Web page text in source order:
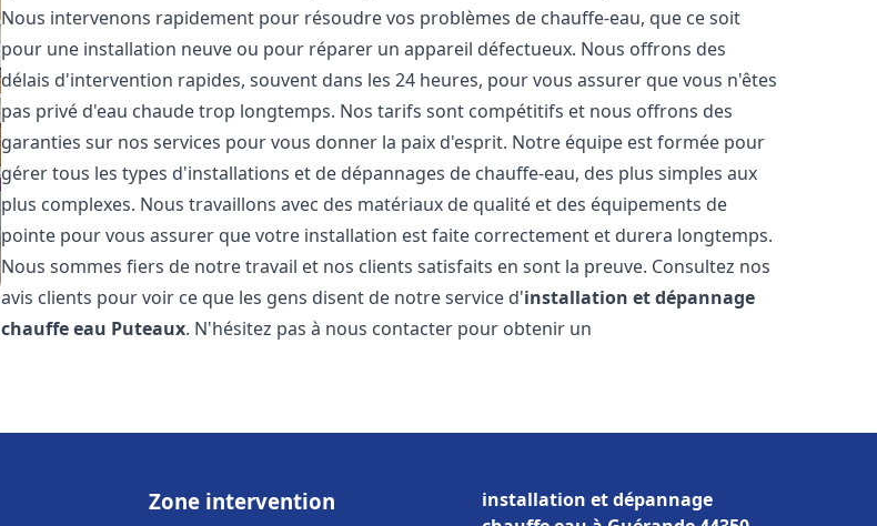
Nous intervenons rapidement pour résoudre vos problèmes de chauffe-eau, que ce soit
pour une installation neuve ou pour réparer un appareil défectueux. Nous offrons des
délais d'intervention rapides, souvent dans les 24 heures, pour vous assurer que vous n'êtes
pas privé d'eau chaude trop longtemps. Nos tarifs sont compétitifs et nous offrons des
garanties sur nos services pour vous donner la paix d'esprit. Notre équipe est formée pour
gérer tous les types d'installations et de dépannages de chauffe-eau, des plus simples aux
plus complexes. Nous travaillons avec des matériaux de qualité et des équipements de
pointe pour vous assurer que votre installation est faite correctement et durera longtemps.
Nous sommes fiers de notre travail et nos clients satisfaits en sont la preuve. Consultez nos
avis clients pour voir ce que les gens disent de notre service d'installation et dépannage
chauffe eau Puteaux. N'hésitez pas à nous contacter pour obtenir un
Zone intervention
installation et dépannage